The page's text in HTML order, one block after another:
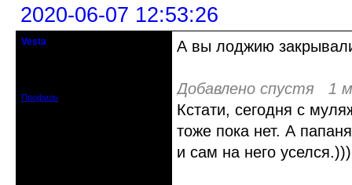
2020-06-07 12:53:26
Vesta
Профиль
А вы лоджию
Добавлено спустя 1
Кстати, сегодня с
тоже пока нет. А
и сам на него уселся.)))